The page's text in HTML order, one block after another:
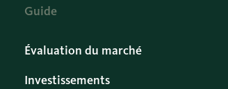
Guide
Évaluation du marché
Investissements